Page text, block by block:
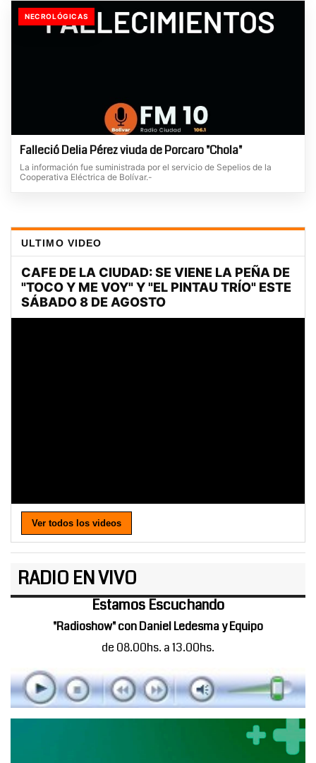
NECROLÓGICAS
Falleció Delia Pérez viuda de Porcaro "Chola"
La información fue suministrada por el servicio de Sepelios de la
Cooperativa Eléctrica de Bolívar.-
ULTIMO VIDEO
Ver todos los videos
RADIO EN VIVO
Estamos Escuchando
"Radioshow" con Daniel Ledesma y Equipo
de 08.00hs. a 13.00hs.